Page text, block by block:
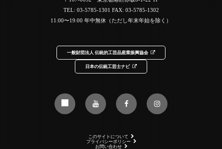
TEL: 03-5785-1301 FAX: 03-5785-1302
11:00〜19:00 年中無休（ただし年末年始を除く）
一般財団法人 伝統的工芸品産業振興協会
日本の伝統工芸士ナビ
このサイトについて
プライバシーポリシー
お問い合わせ